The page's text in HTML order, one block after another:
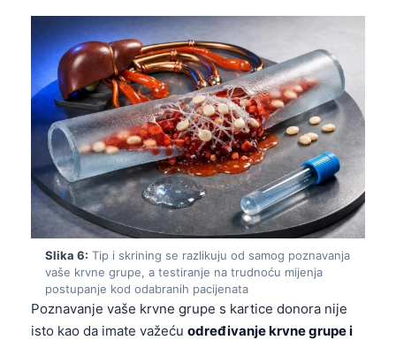
Slika 6: Tip i skrining se razlikuju od samog poznavanja
vaše krvne grupe, a testiranje na trudnoću mijenja
postupanje kod odabranih pacijenata
Poznavanje vaše krvne grupe s kartice donora nije
isto kao da imate važeću određivanje krvne grupe i
Македонски јазик
Euskara
Gàidhlig
Occitan
العربية المغربية
Afrikaans
Монгол
ພາສາລາວ
Basa Jawa
Cebuano
ئۇيغۇرچە